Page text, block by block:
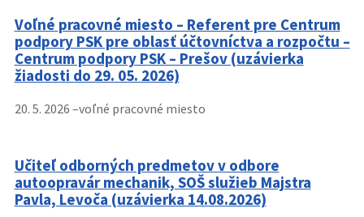
Voľné pracovné miesto – Referent pre Centrum
podpory PSK pre oblasť účtovníctva a rozpočtu –
Centrum podpory PSK – Prešov (uzávierka
žiadosti do 29. 05. 2026)
20. 5. 2026 –voľné pracovné miesto
Učiteľ odborných predmetov v odbore
autoopravár mechanik, SOŠ služieb Majstra
Pavla, Levoča (uzávierka 14.08.2026)